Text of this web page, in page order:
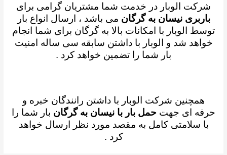
شرکت الوبار در خدمت شما مشتریان گرامی برای
باربری نیسان به گرگان می باشد ، ارسال انواع بار
توسط الوبار با امکانات بالا به گرگان برای شما انجام
خواهد شد و الوبار با داشتن سابقه سی ساله امنیت
بار شما را تضمین خواهد کرد .
همچنین شرکت الوبار با داشتن رانندگان خبره و
حرفه ای جهت حمل بار با نیسان به گرگان بار شما را
با سلامتی کامل به مقصد مورد نظر ارسال خواهد
کرد .